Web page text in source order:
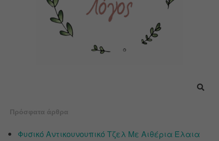
Πρόσφατα άρθρα
Φυσικό Αντικουνουπικό Τζελ Με Αιθέρια Έλαια